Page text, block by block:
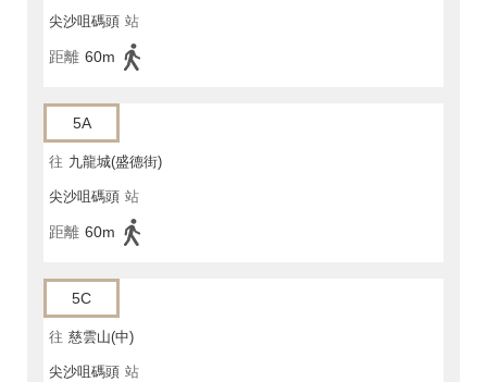
尖沙咀碼頭 站
距離 60m
5A
往 九龍城(盛德街)
尖沙咀碼頭 站
距離 60m
5C
往 慈雲山(中)
尖沙咀碼頭 站